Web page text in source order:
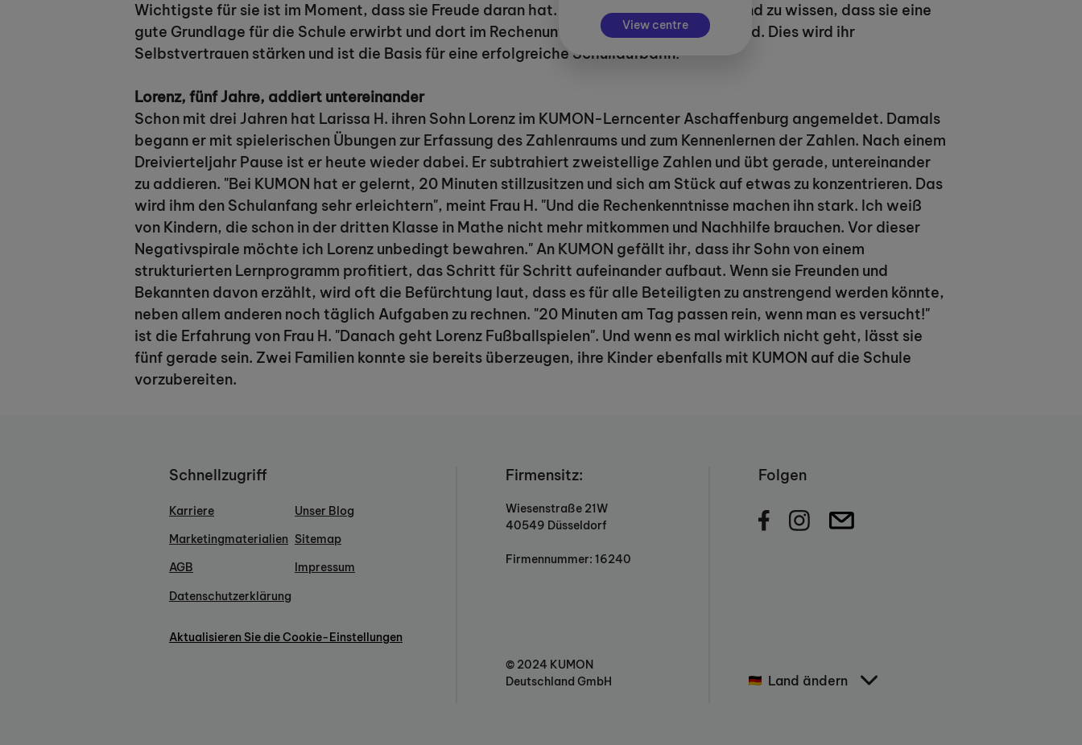
View centre
Wichtigste für sie ist im Moment, dass sie Freude daran hat. Und für uns ist es beruhigend zu wissen, dass sie eine
gute Grundlage für die Schule erwirbt und dort im Rechenunterricht gut mitkommen wird. Dies wird ihr
Selbstvertrauen stärken und ist die Basis für eine erfolgreiche Schullaufbahn!"
Lorenz, fünf Jahre, addiert untereinander
Schon mit drei Jahren hat Larissa H. ihren Sohn Lorenz im KUMON-Lerncenter Aschaffenburg angemeldet. Damals
begann er mit spielerischen Übungen zur Erfassung des Zahlenraums und zum Kennenlernen der Zahlen. Nach einem
Dreivierteljahr Pause ist er heute wieder dabei. Er subtrahiert zweistellige Zahlen und übt gerade, untereinander
zu addieren. "Bei KUMON hat er gelernt, 20 Minuten stillzusitzen und sich am Stück auf etwas zu konzentrieren. Das
wird ihm den Schulanfang sehr erleichtern", meint Frau H. "Und die Rechenkenntnisse machen ihn stark. Ich weiß
von Kindern, die schon in der dritten Klasse in Mathe nicht mehr mitkommen und Nachhilfe brauchen. Vor dieser
Negativspirale möchte ich Lorenz unbedingt bewahren." An KUMON gefällt ihr, dass ihr Sohn von einem
strukturierten Lernprogramm profitiert, das Schritt für Schritt aufeinander aufbaut. Wenn sie Freunden und
Bekannten davon erzählt, wird oft die Befürchtung laut, dass es für alle Beteiligten zu anstrengend werden könnte,
neben allem anderen noch täglich Aufgaben zu rechnen. "20 Minuten am Tag passen rein, wenn man es versucht!"
ist die Erfahrung von Frau H. "Danach geht Lorenz Fußballspielen". Und wenn es mal wirklich nicht geht, lässt sie
fünf gerade sein. Zwei Familien konnte sie bereits überzeugen, ihre Kinder ebenfalls mit KUMON auf die Schule
vorzubereiten.
Schnellzugriff
Karriere
Marketingmaterialien
AGB
Datenschutzerklärung
Unser Blog
Sitemap
Impressum
Aktualisieren Sie die Cookie-Einstellungen
Firmensitz:
Wiesenstraße 21W
40549 Düsseldorf
Firmennummer: 16240
© 2024 KUMON
Deutschland GmbH
Folgen
Land ändern